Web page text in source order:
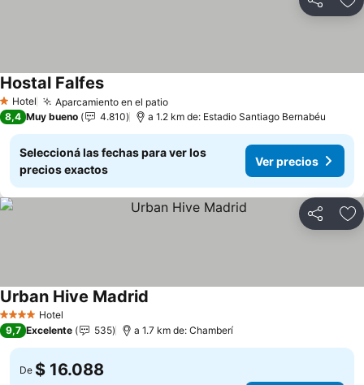
Compartir
1 Estrellas
Hotel Aparcamiento en el patio
Hostal Falfes
8,4 Muy bueno 4.810 a 1.2 km de: Estadio Santiago Bernabéu
Seleccioná las fechas para ver los
precios exactos
Ver precios
Compartir
4 EstrellasHotel
Urban Hive Madrid
9,7 Excelente 535 a 1.7 km de: Chamberí
De $ 16.088